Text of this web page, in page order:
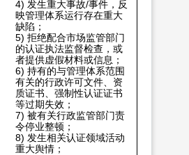
4) 发生重大事故/事件，反
映管理体系运行存在重大
缺陷；
5) 拒绝配合市场监管部门
的认证执法监督检查，或
者提供虚假材料或信息；
6) 持有的与管理体系范围
有关的行政许可文件、资
质证书、强制性认证证书
等过期失效；
7) 被有关行政监管部门责
令停业整顿；
8) 发生相关认证领域活动
重大舆情；